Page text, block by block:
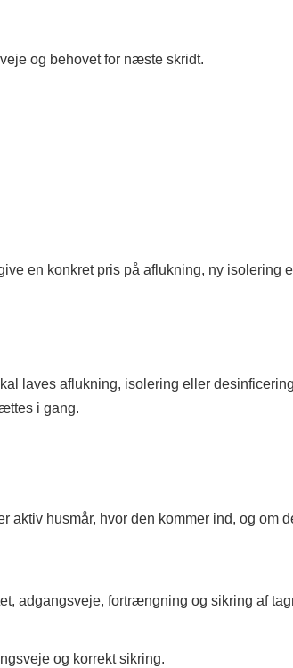
og behovet for næste skridt.
en konkret pris på aflukning, ny isolering
laves aflukning, isolering eller
i gang.
husmår, hvor den kommer ind, og om
adgangsveje, fortrængning og sikring af
og korrekt sikring.